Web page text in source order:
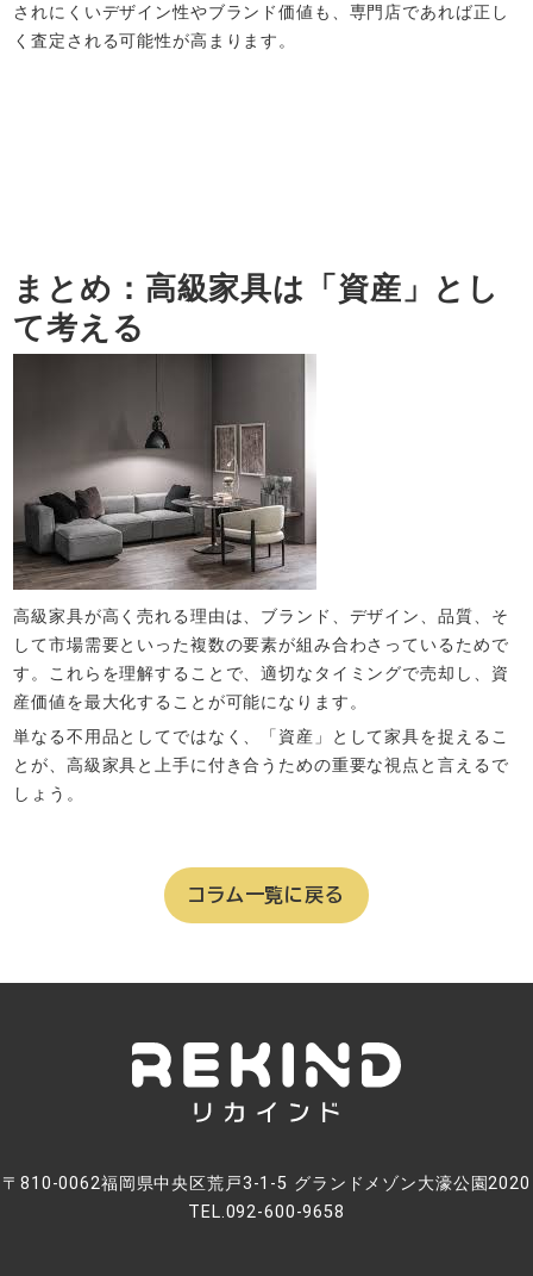
されにくいデザイン性やブランド価値も、専門店であれば正し
く査定される可能性が高まります。
まとめ：高級家具は「資産」とし
て考える
高級家具が高く売れる理由は、ブランド、デザイン、品質、そ
して市場需要といった複数の要素が組み合わさっているためで
す。これらを理解することで、適切なタイミングで売却し、資
産価値を最大化することが可能になります。
単なる不用品としてではなく、「資産」として家具を捉えるこ
とが、高級家具と上手に付き合うための重要な視点と言えるで
しょう。
コラム一覧に戻る
〒810-0062福岡県中央区荒戸3-1-5 グランドメゾン大濠公園2020
TEL.092-600-9658